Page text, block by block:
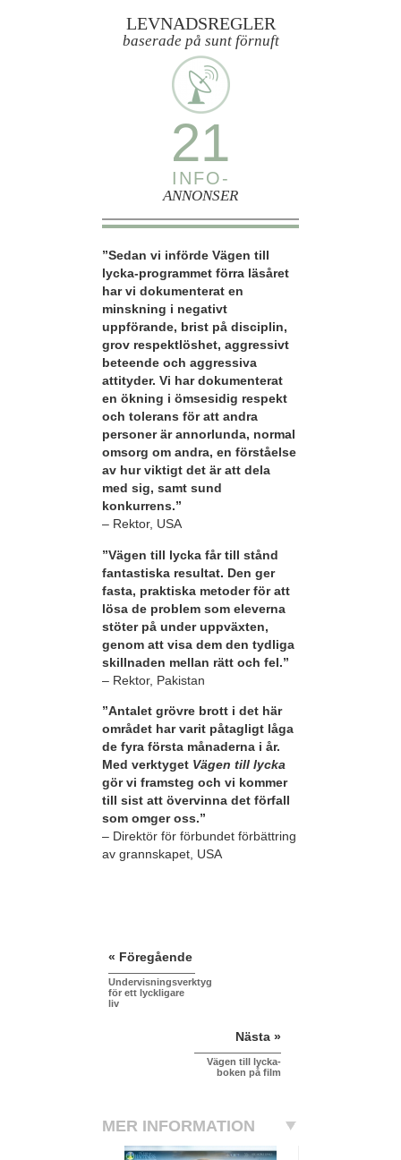
LEVNADSREGLER
baserade på sunt förnuft
21
INFO-
ANNONSER
”Sedan vi införde Vägen till
lycka-programmet förra läsåret
har vi dokumenterat en
minskning i negativt
uppförande, brist på disciplin,
grov respektlöshet, aggressivt
beteende och aggressiva
attityder. Vi har dokumenterat
en ökning i ömsesidig respekt
och tolerans för att andra
personer är annorlunda, normal
omsorg om andra, en förståelse
av hur viktigt det är att dela
med sig, samt sund
konkurrens.”
– Rektor, USA
”Vägen till lycka får till stånd
fantastiska resultat. Den ger
fasta, praktiska metoder för att
lösa de problem som eleverna
stöter på under uppväxten,
genom att visa dem den tydliga
skillnaden mellan rätt och fel.”
– Rektor, Pakistan
”Antalet grövre brott i det här
området har varit påtagligt låga
de fyra första månaderna i år.
Med verktyget Vägen till lycka
gör vi framsteg och vi kommer
till sist att övervinna det förfall
som omger oss.”
– Direktör för förbundet förbättring
av grannskapet, USA
« Föregående
Undervisningsverktyg
för ett lyckligare
liv
Nästa »
Vägen till lycka-
boken på film
MER INFORMATION